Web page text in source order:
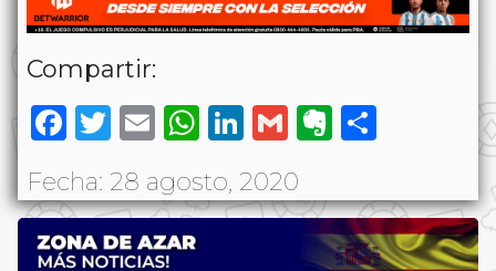
Compartir:
Facebook
Twitter
EmailWhatsApp
LinkedIn
GmailEvernote
Fecha: 28 agosto, 2020